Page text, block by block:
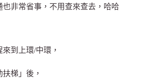
非常省事，不用查來查去，哈哈
到上環/中環，
梯」後，